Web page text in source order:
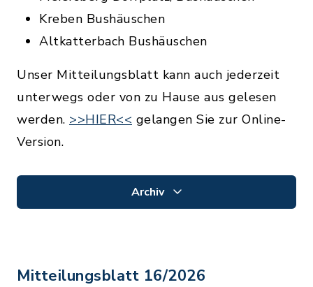
Kreben Bushäuschen
Altkatterbach Bushäuschen
Unser Mitteilungsblatt kann auch jederzeit
unterwegs oder von zu Hause aus gelesen
werden. >>HIER<< gelangen Sie zur Online-
Version.
Archiv
Mitteilungsblatt 16/2026